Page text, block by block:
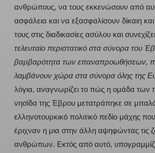
ανθρώπους, να τους εκκενώσουν από
ασφάλεια και να εξασφαλίσουν δίκαιη
τους στις διαδικασίες ασύλου και
τελευταίο περιστατικό στα σύνορα του
βαρβαρότητα των επαναπροωθήσεων,
λαμβάνουν χώρα στα σύνορα όλης της
λόγια, αναγνωρίζει το πώς η ομάδα
νησίδα της Έβρου μετατράπηκε σε
ελληνοτουρκικό πολιτικό πεδίο μάχης
έριχναν η μια στην άλλη αψηφώντας
ανθρώπων. Εκτός από αυτό,